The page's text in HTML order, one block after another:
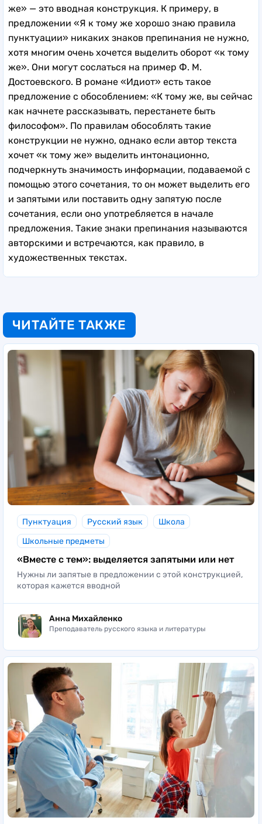
же» — это вводная конструкция. К примеру, в
предложении «Я к тому же хорошо знаю правила
пунктуации» никаких знаков препинания не нужно,
хотя многим очень хочется выделить оборот «к тому
же». Они могут сослаться на пример Ф. М.
Достоевского. В романе «Идиот» есть такое
предложение с обособлением: «К тому же, вы сейчас
как начнете рассказывать, перестанете быть
философом». По правилам обособлять такие
конструкции не нужно, однако если автор текста
хочет «к тому же» выделить интонационно,
подчеркнуть значимость информации, подаваемой с
помощью этого сочетания, то он может выделить его
и запятыми или поставить одну запятую после
сочетания, если оно употребляется в начале
предложения. Такие знаки препинания называются
авторскими и встречаются, как правило, в
художественных текстах.
ЧИТАЙТЕ ТАКЖЕ
Пунктуация Русский язык
Школа
Школьные предметы
«Вместе с тем»: выделяется запятыми или нет
Нужны ли запятые в предложении с этой конструкцией,
которая кажется вводной
Анна Михайленко
Преподаватель русского языка и литературы